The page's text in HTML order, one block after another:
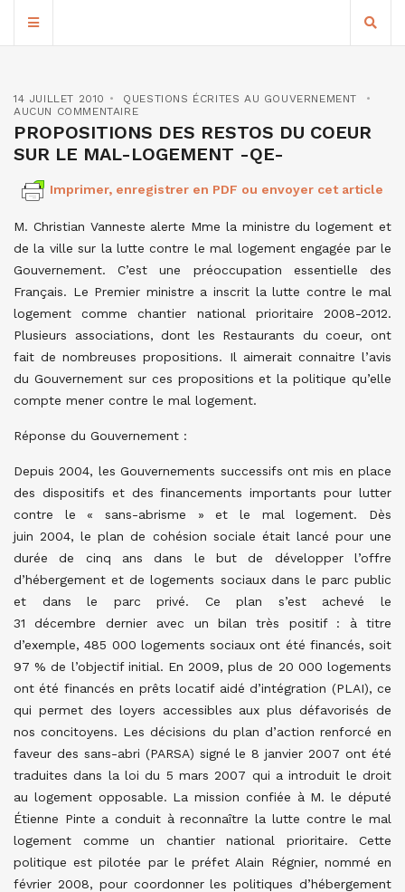
14 JUILLET 2010
QUESTIONS ÉCRITES AU GOUVERNEMENT
AUCUN COMMENTAIRE
PROPOSITIONS DES RESTOS DU COEUR
SUR LE MAL-LOGEMENT -QE-
Imprimer, enregistrer en PDF ou envoyer cet article
M. Christian Vanneste alerte Mme la ministre du logement et
de la ville sur la lutte contre le mal logement engagée par le
Gouvernement. C’est une préoccupation essentielle des
Français. Le Premier ministre a inscrit la lutte contre le mal
logement comme chantier national prioritaire 2008-2012.
Plusieurs associations, dont les Restaurants du coeur, ont
fait de nombreuses propositions. Il aimerait connaitre l’avis
du Gouvernement sur ces propositions et la politique qu’elle
compte mener contre le mal logement.
Réponse du Gouvernement :
Depuis 2004, les Gouvernements successifs ont mis en place
des dispositifs et des financements importants pour lutter
contre le « sans-abrisme » et le mal logement. Dès
juin 2004, le plan de cohésion sociale était lancé pour une
durée de cinq ans dans le but de développer l’offre
d’hébergement et de logements sociaux dans le parc public
et dans le parc privé. Ce plan s’est achevé le
31 décembre dernier avec un bilan très positif : à titre
d’exemple, 485 000 logements sociaux ont été financés, soit
97 % de l’objectif initial. En 2009, plus de 20 000 logements
ont été financés en prêts locatif aidé d’intégration (PLAI), ce
qui permet des loyers accessibles aux plus défavorisés de
nos concitoyens. Les décisions du plan d’action renforcé en
faveur des sans-abri (PARSA) signé le 8 janvier 2007 ont été
traduites dans la loi du 5 mars 2007 qui a introduit le droit
au logement opposable. La mission confiée à M. le député
Étienne Pinte a conduit à reconnaître la lutte contre le mal
logement comme un chantier national prioritaire. Cette
politique est pilotée par le préfet Alain Régnier, nommé en
février 2008, pour coordonner les politiques d’hébergement